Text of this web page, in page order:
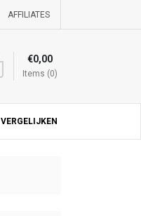
AFFILIATES
Items (0)
€0,00
VERGELIJKEN